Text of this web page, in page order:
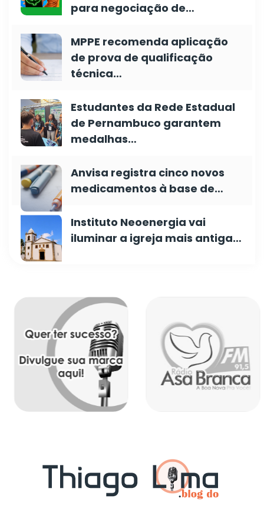
para negociação de…
MPPE recomenda aplicação
de prova de qualificação
técnica…
Estudantes da Rede Estadual
de Pernambuco garantem
medalhas…
Anvisa registra cinco novos
medicamentos à base de…
Instituto Neoenergia vai
iluminar a igreja mais antiga…